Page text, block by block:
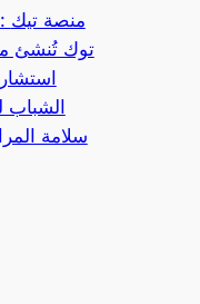
منصة تيك
توك تُنشئ
الشباب
سلامة